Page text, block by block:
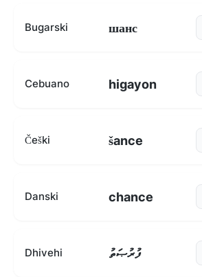
Bugarski шанс
Cebuano higayon
Češki šance
Danski chance
Dhivehi ފުރުޞަތު